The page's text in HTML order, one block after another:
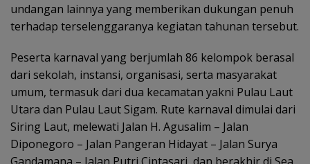
undangan lainnya yang memberikan dukungan penuh
terhadap terselenggaranya kegiatan tahunan tersebut.
Peserta karnaval yang berjumlah 86 kelompok berasal
dari sekolah, instansi, organisasi, serta masyarakat
umum, termasuk dari dua kecamatan yakni Pulau Laut
Utara dan Pulau Laut Sigam. Rute karnaval dimulai dari
Siring Laut, melewati Jalan H. Agusalim – Jalan
Diponegoro – Jalan Pangeran Hidayat – Jalan Surya